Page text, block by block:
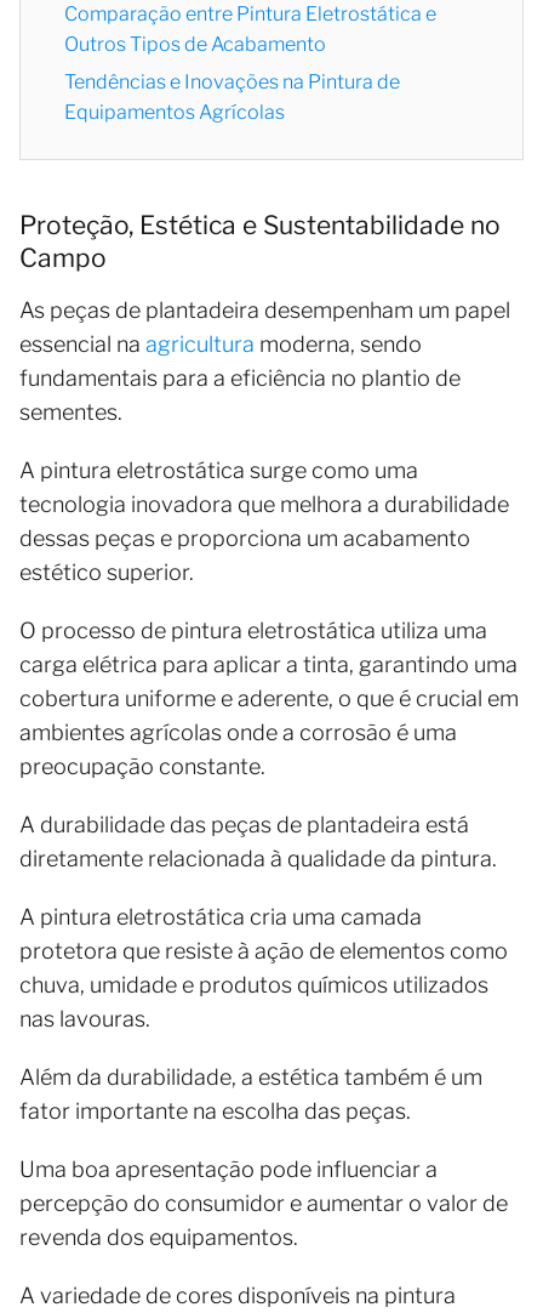
Comparação entre Pintura Eletrostática e
Outros Tipos de Acabamento
Tendências e Inovações na Pintura de
Equipamentos Agrícolas
Proteção, Estética e Sustentabilidade no
Campo
As peças de plantadeira desempenham um papel
essencial na agricultura moderna, sendo
fundamentais para a eficiência no plantio de
sementes.
A pintura eletrostática surge como uma
tecnologia inovadora que melhora a durabilidade
dessas peças e proporciona um acabamento
estético superior.
O processo de pintura eletrostática utiliza uma
carga elétrica para aplicar a tinta, garantindo uma
cobertura uniforme e aderente, o que é crucial em
ambientes agrícolas onde a corrosão é uma
preocupação constante.
A durabilidade das peças de plantadeira está
diretamente relacionada à qualidade da pintura.
A pintura eletrostática cria uma camada
protetora que resiste à ação de elementos como
chuva, umidade e produtos químicos utilizados
nas lavouras.
Além da durabilidade, a estética também é um
fator importante na escolha das peças.
Uma boa apresentação pode influenciar a
percepção do consumidor e aumentar o valor de
revenda dos equipamentos.
A variedade de cores disponíveis na pintura